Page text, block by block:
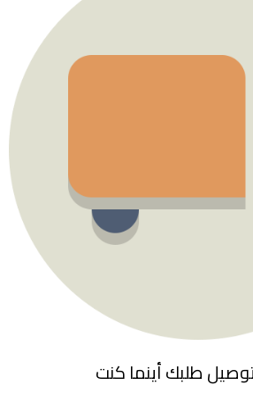
طلبك أينما كنت